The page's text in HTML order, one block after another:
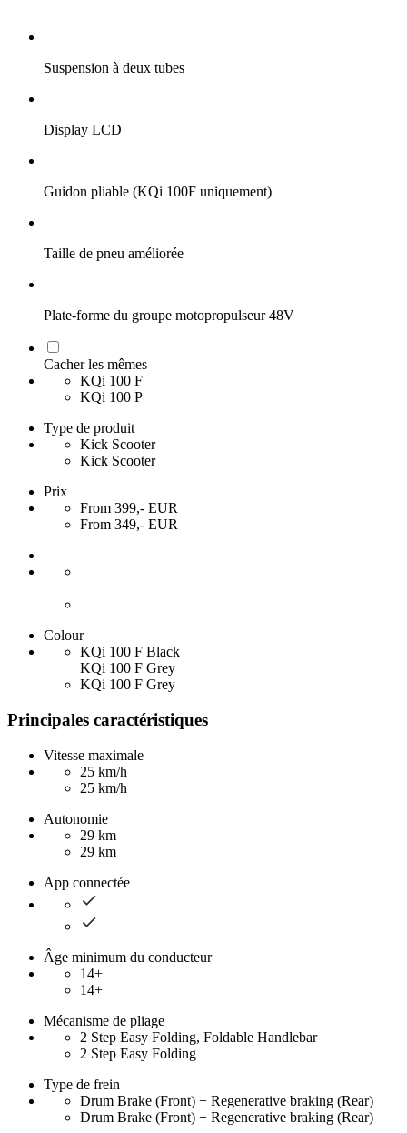
Suspension à deux tubes
Display LCD
Guidon pliable (KQi 100F uniquement)
Taille de pneu améliorée
Plate-forme du groupe motopropulseur 48V
Cacher les mêmes
KQi 100 F
KQi 100 P
Type de produit
Kick Scooter
Kick Scooter
Prix
From 399,- EUR
From 349,- EUR
Colour
KQi 100 F Black
KQi 100 F Grey
KQi 100 F Grey
Principales caractéristiques
Vitesse maximale
25 km/h
25 km/h
Autonomie
29 km
29 km
App connectée
Âge minimum du conducteur
14+
14+
Mécanisme de pliage
2 Step Easy Folding, Foldable Handlebar
2 Step Easy Folding
Type de frein
Drum Brake (Front) + Regenerative braking (Rear)
Drum Brake (Front) + Regenerative braking (Rear)